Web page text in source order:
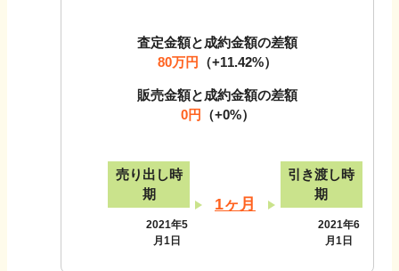
査定金額と成約金額の差額
80万円
（+11.42%）
販売金額と成約金額の差額
0円 （+0%）
売り出し時
期
2021年5
月1日
1ヶ月
引き渡し時
期
2021年6
月1日